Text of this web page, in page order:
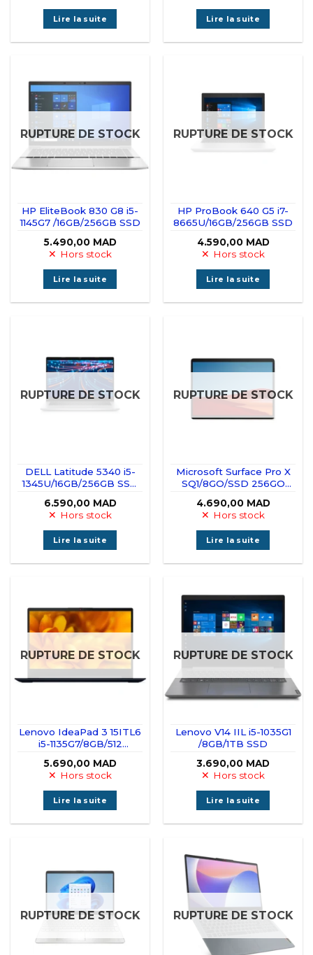
Lire la suite Lire la suite
RUPTURE DE STOCK
HP EliteBook 830 G8 i5-
1145G7 /16GB/256GB SSD
5.490,00 MAD
Hors stock
Lire la suite
RUPTURE DE STOCK
HP ProBook 640 G5 i7-
8665U/16GB/256GB SSD
4.590,00 MAD
Hors stock
Lire la suite
RUPTURE DE STOCK
DELL Latitude 5340 i5-
1345U/16GB/256GB SSD
6.590,00 MAD
Hors stock
Lire la suite
RUPTURE DE STOCK
Microsoft Surface Pro X
SQ1/8GO/SSD 256GO
4.690,00 MAD
Hors stock
Lire la suite
RUPTURE DE STOCK
Lenovo IdeaPad 3 15ITL6
i5-1135G7/8GB/512
5.690,00 MAD
Hors stock
Lire la suite
RUPTURE DE STOCK
Lenovo V14 IIL i5-1035G1
/8GB/1TB SSD
3.690,00 MAD
Hors stock
Lire la suite
RUPTURE DE STOCK RUPTURE DE STOCK